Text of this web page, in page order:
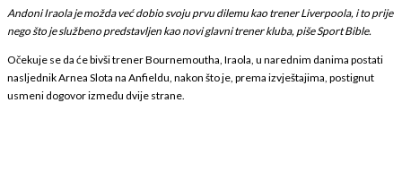
Andoni Iraola je možda već dobio svoju prvu dilemu kao trener Liverpoola, i to prije
nego što je službeno predstavljen kao novi glavni trener kluba, piše Sport Bible.
Očekuje se da će bivši trener Bournemoutha, Iraola, u narednim danima postati
nasljednik Arnea Slota na Anfieldu, nakon što je, prema izvještajima, postignut
usmeni dogovor između dvije strane.